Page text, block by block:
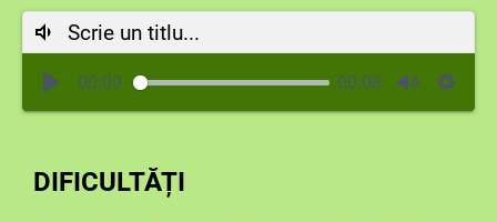
Scrie un titlu...
00:00 00:08
DIFICULTĂȚI